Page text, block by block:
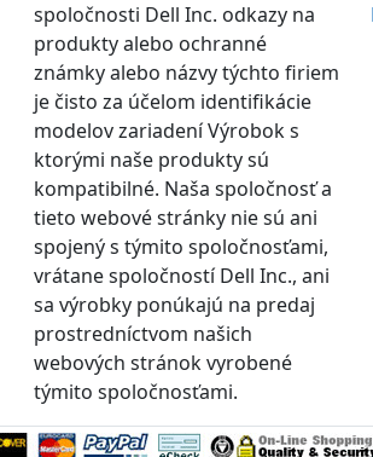
spoločnosti Dell Inc. odkazy na
produkty alebo ochranné
známky alebo názvy týchto firiem
je čisto za účelom identifikácie
modelov zariadení Výrobok s
ktorými naše produkty sú
kompatibilné. Naša spoločnosť a
tieto webové stránky nie sú ani
spojený s týmito spoločnosťami,
vrátane spoločností Dell Inc., ani
sa výrobky ponúkajú na predaj
prostredníctvom našich
webových stránok vyrobené
týmito spoločnosťami.